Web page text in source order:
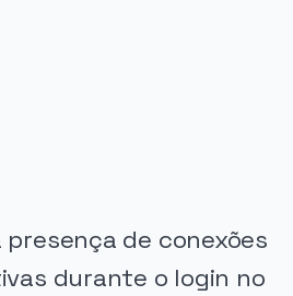
de conexões
durante o login no